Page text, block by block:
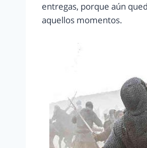
entregas, porque aún
aquellos momentos.